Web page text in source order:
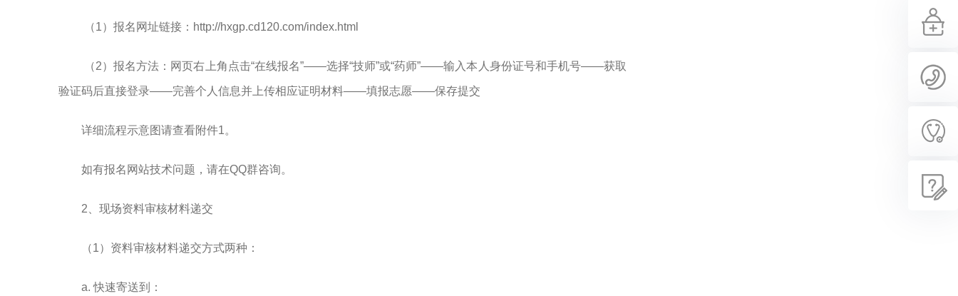
（1）报名网址链接：http://hxgp.cd120.com/index.html
（2）报名方法：网页右上角点击“在线报名”——选择“技师”或“药师”——输入本人身份证号和手机号——获取
验证码后直接登录——完善个人信息并上传相应证明材料——填报志愿——保存提交
详细流程示意图请查看附件1。
如有报名网站技术问题，请在QQ群咨询。
2、现场资料审核材料递交
（1）资料审核材料递交方式两种：
a. 快速寄送到：